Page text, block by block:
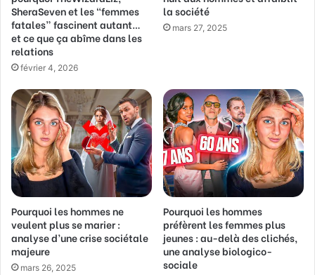
m
a
i
l
SheraSeven et les “femmes
fatales” fascinent autant…
et ce que ça abîme dans les
relations
février 4, 2026
la société
mars 27, 2025
Pourquoi les hommes ne
veulent plus se marier :
analyse d’une crise sociétale
majeure
mars 26, 2025
Pourquoi les hommes
préfèrent les femmes plus
jeunes : au-delà des clichés,
une analyse biologico-
sociale